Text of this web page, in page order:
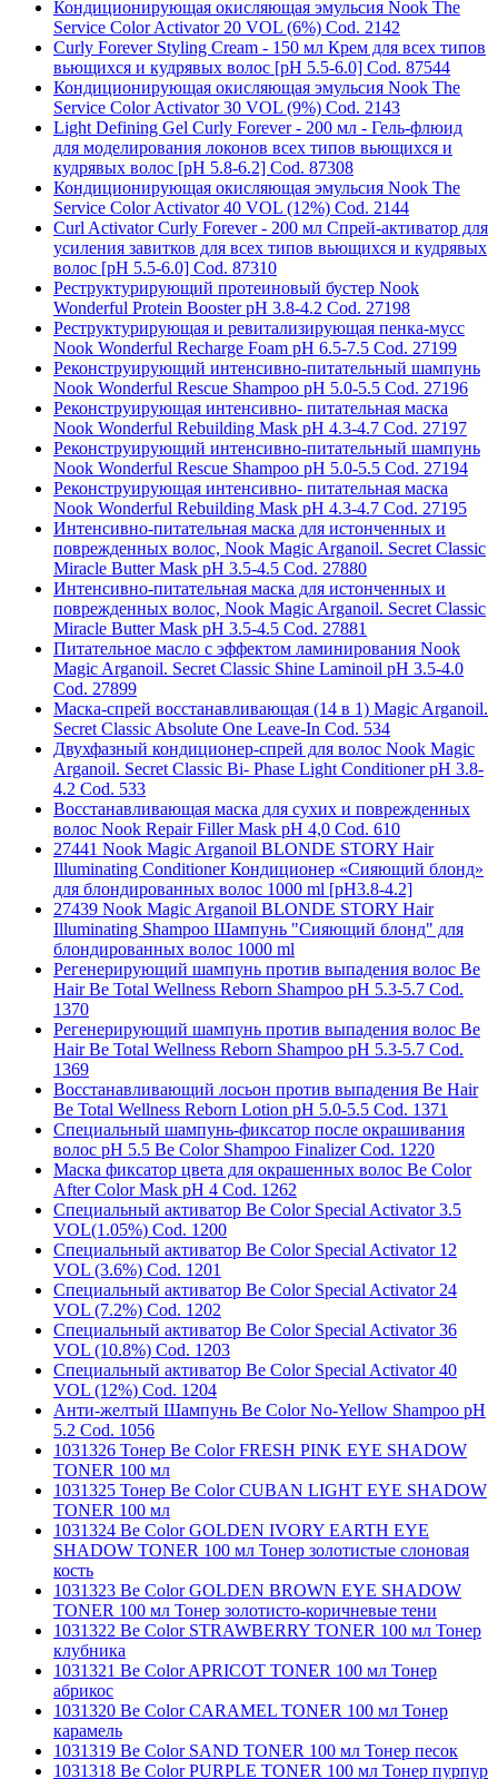
Кондиционирующая окисляющая эмульсия Nook The
Service Color Activator 20 VOL (6%) Cod. 2142
Curly Forever Styling Cream - 150 мл Крем для всех типов
вьющихся и кудрявых волос [pH 5.5-6.0] Cod. 87544
Кондиционирующая окисляющая эмульсия Nook The
Service Color Activator 30 VOL (9%) Cod. 2143
Light Defining Gel Curly Forever - 200 мл - Гель-флюид
для моделирования локонов всех типов вьющихся и
кудрявых волос [pH 5.8-6.2] Cod. 87308
Кондиционирующая окисляющая эмульсия Nook The
Service Color Activator 40 VOL (12%) Cod. 2144
Curl Activator Curly Forever - 200 мл Спрей-активатор для
усиления завитков для всех типов вьющихся и кудрявых
волос [pH 5.5-6.0] Cod. 87310
Реструктурирующий протеиновый бустер Nook
Wonderful Protein Booster pH 3.8-4.2 Cod. 27198
Реструктурирующая и ревитализирующая пенка-мусс
Nook Wonderful Recharge Foam pH 6.5-7.5 Cod. 27199
Реконструирующий интенсивно-питательный шампунь
Nook Wonderful Rescue Shampoo pH 5.0-5.5 Cod. 27196
Реконструирующая интенсивно- питательная маска
Nook Wonderful Rebuilding Mask pH 4.3-4.7 Cod. 27197
Реконструирующий интенсивно-питательный шампунь
Nook Wonderful Rescue Shampoo pH 5.0-5.5 Cod. 27194
Реконструирующая интенсивно- питательная маска
Nook Wonderful Rebuilding Mask pH 4.3-4.7 Cod. 27195
Интенсивно-питательная маска для истонченных и
поврежденных волос, Nook Magic Arganoil. Secret Classic
Miracle Butter Mask pH 3.5-4.5 Cod. 27880
Интенсивно-питательная маска для истонченных и
поврежденных волос, Nook Magic Arganoil. Secret Classic
Miracle Butter Mask pH 3.5-4.5 Cod. 27881
Питательное масло с эффектом ламинирования Nook
Magic Arganoil. Secret Classic Shine Laminoil pH 3.5-4.0
Cod. 27899
Маска-спрей восстанавливающая (14 в 1) Magic Arganoil.
Secret Classic Absolute One Leave-In Cod. 534
Двухфазный кондиционер-спрей для волос Nook Magic
Arganoil. Secret Classic Bi- Phase Light Conditioner pH 3.8-
4.2 Cod. 533
Восстанавливающая маска для сухих и поврежденных
волос Nook Repair Filler Mask pH 4,0 Cod. 610
27441 Nook Magic Arganoil BLONDE STORY Hair
Illuminating Conditioner Кондиционер «Сияющий блонд»
для блондированных волос 1000 ml [pH3.8-4.2]
27439 Nook Magic Arganoil BLONDE STORY Hair
Illuminating Shampoo Шампунь "Сияющий блонд" для
блондированных волос 1000 ml
Регенерирующий шампунь против выпадения волос Be
Hair Be Total Wellness Reborn Shampoo pH 5.3-5.7 Cod.
1370
Регенерирующий шампунь против выпадения волос Be
Hair Be Total Wellness Reborn Shampoo pH 5.3-5.7 Cod.
1369
Восстанавливающий лосьон против выпадения Be Hair
Be Total Wellness Reborn Lotion pH 5.0-5.5 Cod. 1371
Специальный шампунь-фиксатор после окрашивания
волос pH 5.5 Be Color Shampoo Finalizer Cod. 1220
Маска фиксатор цвета для окрашенных волос Be Color
After Color Mask pH 4 Cod. 1262
Специальный активатор Be Color Special Activator 3.5
VOL(1.05%) Cod. 1200
Специальный активатор Be Color Special Activator 12
VOL (3.6%) Cod. 1201
Специальный активатор Be Color Special Activator 24
VOL (7.2%) Cod. 1202
Специальный активатор Be Color Special Activator 36
VOL (10.8%) Cod. 1203
Специальный активатор Be Color Special Activator 40
VOL (12%) Cod. 1204
Анти-желтый Шампунь Be Color No-Yellow Shampoo pH
5.2 Cod. 1056
1031326 Тонер Be Color FRESH PINK EYE SHADOW
TONER 100 мл
1031325 Тонер Be Color CUBAN LIGHT EYE SHADOW
TONER 100 мл
1031324 Be Color GOLDEN IVORY EARTH EYE
SHADOW TONER 100 мл Тонер золотистые слоновая
кость
1031323 Be Color GOLDEN BROWN EYE SHADOW
TONER 100 мл Тонер золотисто-коричневые тени
1031322 Be Color STRAWBERRY TONER 100 мл Тонер
клубника
1031321 Be Color APRICOT TONER 100 мл Тонер
абрикос
1031320 Be Color CARAMEL TONER 100 мл Тонер
карамель
1031319 Be Color SAND TONER 100 мл Тонер песок
1031318 Be Color PURPLE TONER 100 мл Тонер пурпур